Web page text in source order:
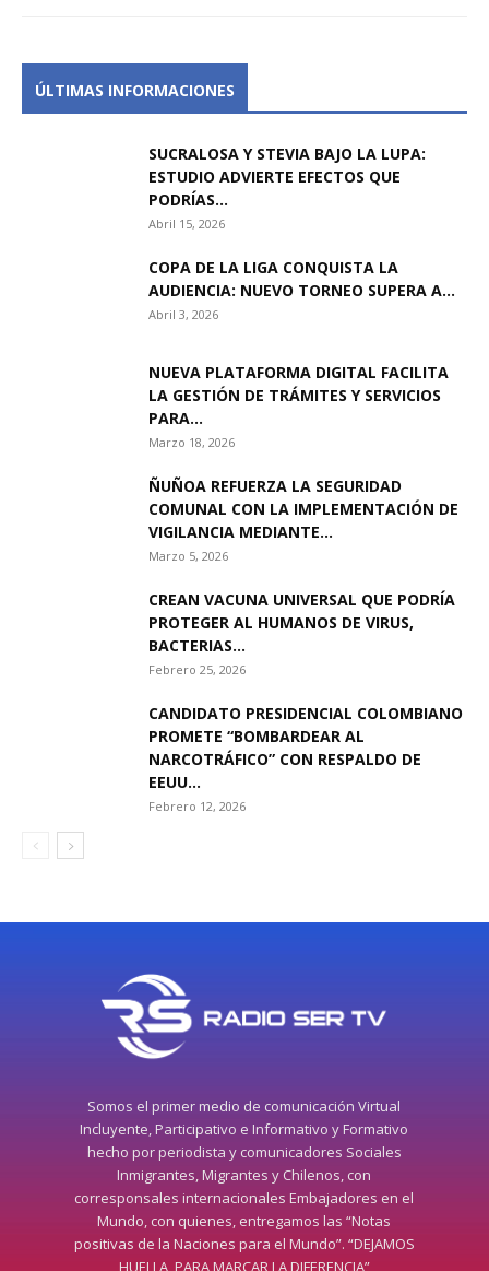
ÚLTIMAS INFORMACIONES
SUCRALOSA Y STEVIA BAJO LA LUPA:
ESTUDIO ADVIERTE EFECTOS QUE
PODRÍAS...
Abril 15, 2026
COPA DE LA LIGA CONQUISTA LA
AUDIENCIA: NUEVO TORNEO SUPERA A...
Abril 3, 2026
NUEVA PLATAFORMA DIGITAL FACILITA
LA GESTIÓN DE TRÁMITES Y SERVICIOS
PARA...
Marzo 18, 2026
ÑUÑOA REFUERZA LA SEGURIDAD
COMUNAL CON LA IMPLEMENTACIÓN DE
VIGILANCIA MEDIANTE...
Marzo 5, 2026
CREAN VACUNA UNIVERSAL QUE PODRÍA
PROTEGER AL HUMANOS DE VIRUS,
BACTERIAS...
Febrero 25, 2026
CANDIDATO PRESIDENCIAL COLOMBIANO
PROMETE “BOMBARDEAR AL
NARCOTRÁFICO” CON RESPALDO DE
EEUU...
Febrero 12, 2026
Somos el primer medio de comunicación Virtual
Incluyente, Participativo e Informativo y Formativo
hecho por periodista y comunicadores Sociales
Inmigrantes, Migrantes y Chilenos, con
corresponsales internacionales Embajadores en el
Mundo, con quienes, entregamos las “Notas
positivas de la Naciones para el Mundo”. “DEJAMOS
HUELLA, PARA MARCAR LA DIFERENCIA”